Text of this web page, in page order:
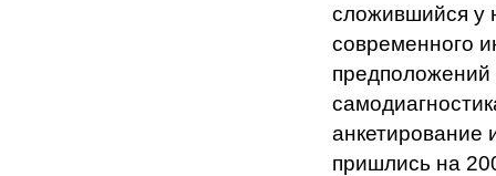
сложившийся у
современного
предположений
анкетирование
пришлись на